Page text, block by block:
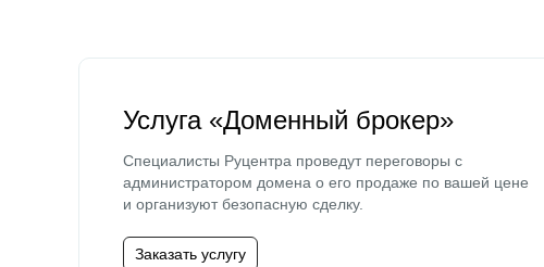
Услуга «Доменный брокер»
Специалисты Руцентра проведут переговоры с
администратором домена о его продаже по вашей цене
и организуют безопасную сделку.
Заказать услугу